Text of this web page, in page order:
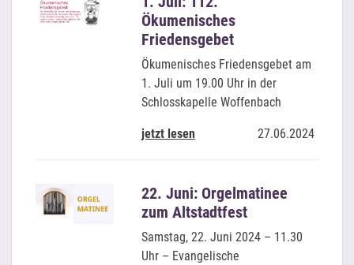
Ökumenisches
Friedensgebet
Ökumenisches Friedensgebet am
1. Juli um 19.00 Uhr in der
Schlosskapelle Woffenbach
jetzt lesen 27.06.2024
22. Juni: Orgelmatinee
zum Altstadtfest
Samstag, 22. Juni 2024 – 11.30
Uhr – Evangelische